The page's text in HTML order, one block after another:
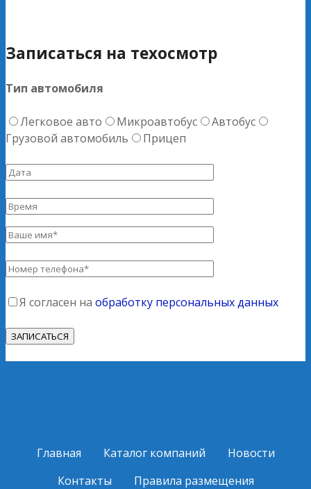
Записаться на техосмотр
Тип автомобиля
Легковое авто Микроавтобус
Автобус
Грузовой автомобиль
Прицеп
Я согласен на обработку персональных данных
Главная Каталог компаний
Новости
Контакты
Правила размещения